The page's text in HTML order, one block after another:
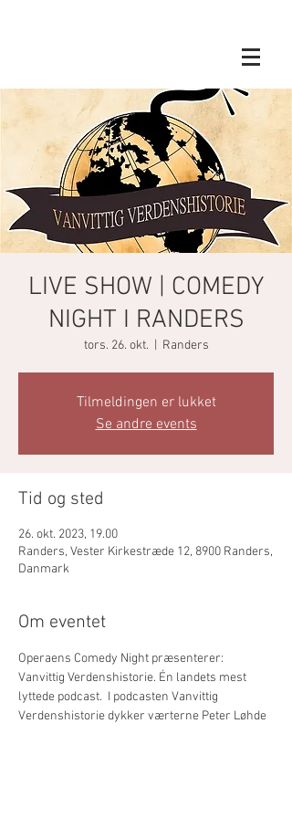
LIVE SHOW | COMEDY
NIGHT I RANDERS
tors. 26. okt. Randers
Tilmeldingen er lukket
Se andre events
Tid og sted
26. okt. 2023, 19.00
Randers, Vester Kirkestræde 12, 8900 Randers,
Danmark
Om eventet
Operaens Comedy Night præsenterer:
Vanvittig Verdenshistorie. Én landets mest
lyttede podcast.  I podcasten Vanvittig
Verdenshistorie dykker værterne Peter Løhde